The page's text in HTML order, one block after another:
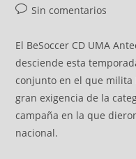
Sin comentarios
El BeSoccer CD UMA
desciende esta
conjunto en el que milita
gran exigencia de la
campaña en la que
nacional.